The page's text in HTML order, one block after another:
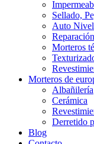
Sellado,
Auto
Morteros
Morteros de
Albañilería
Cerámica
Derretido
Blog